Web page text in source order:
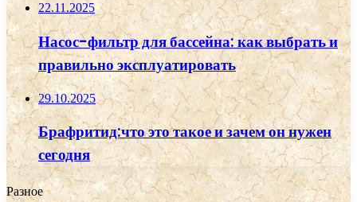
22.11.2025
Насос-фильтр для бассейна: как выбрать и
правильно эксплуатировать
29.10.2025
Брафритид:что это такое и зачем он нужен
сегодня
Разное